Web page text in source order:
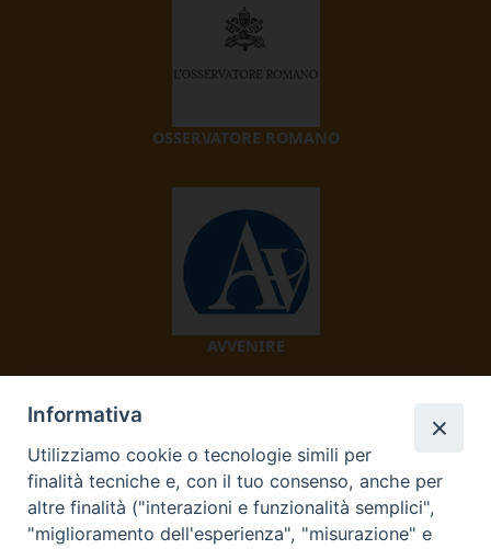
OSSERVATORE ROMANO
AVVENIRE
Informativa
Utilizziamo cookie o tecnologie simili per
finalità tecniche e, con il tuo consenso, anche per
altre finalità ("interazioni e funzionalità semplici",
"miglioramento dell'esperienza", "misurazione" e